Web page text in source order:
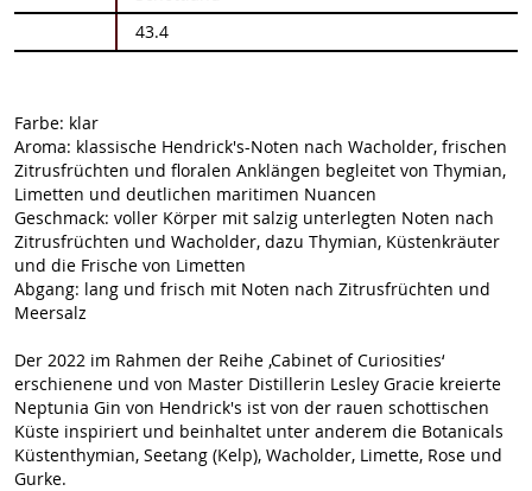
43.4
Farbe: klar
Aroma: klassische Hendrick's-Noten nach Wacholder, frischen
Zitrusfrüchten und floralen Anklängen begleitet von Thymian,
Limetten und deutlichen maritimen Nuancen
Geschmack: voller Körper mit salzig unterlegten Noten nach
Zitrusfrüchten und Wacholder, dazu Thymian, Küstenkräuter
und die Frische von Limetten
Abgang: lang und frisch mit Noten nach Zitrusfrüchten und
Meersalz
Der 2022 im Rahmen der Reihe ‚Cabinet of Curiosities‘
erschienene und von Master Distillerin Lesley Gracie kreierte
Neptunia Gin von Hendrick's ist von der rauen schottischen
Küste inspiriert und beinhaltet unter anderem die Botanicals
Küstenthymian, Seetang (Kelp), Wacholder, Limette, Rose und
Gurke.